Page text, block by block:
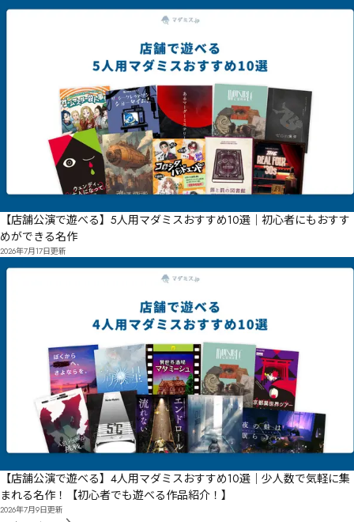
【店舗公演で遊べる】5人用マダミスおすすめ10選｜初心者にもおすす
めができる名作
2026年7月17日更新
【店舗公演で遊べる】4人用マダミスおすすめ10選｜少人数で気軽に集
まれる名作！【初心者でも遊べる作品紹介！】
2026年7月9日更新